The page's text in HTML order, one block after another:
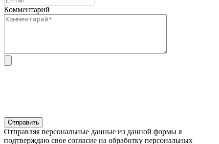
Комментарий
Отправляя персональные данные из данной формы я
подтверждаю свое согласие на обработку персональных